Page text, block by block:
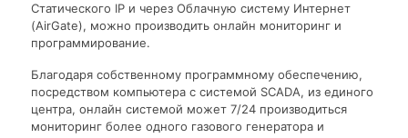
Статического IP и через Облачную систему Интернет
(AirGate), можно производить онлайн мониторинг и
программирование.
Благодаря собственному программному обеспечению,
посредством компьютера с системой SCADA, из единого
центра, онлайн системой может 7/24 производиться
мониторинг более одного газового генератора и